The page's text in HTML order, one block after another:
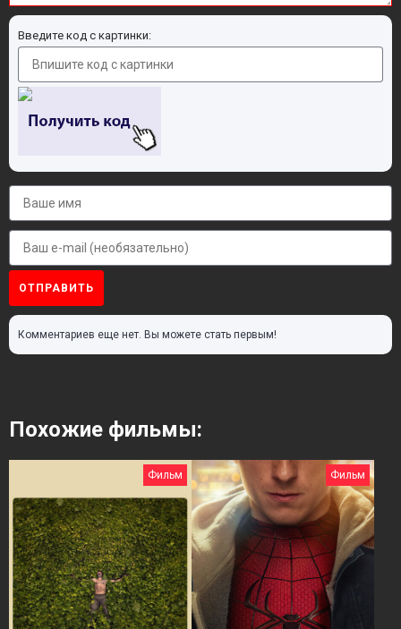
Введите код с картинки:
ОТПРАВИТЬ
Комментариев еще нет. Вы можете стать первым!
Похожие фильмы:
Фильм Фильм